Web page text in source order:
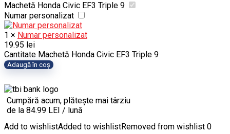
Machetă Honda Civic EF3 Triple 9
Numar personalizat
1 × Numar personalizat
19.95 lei
Cantitate Machetă Honda Civic EF3 Triple 9
Adaugă în coș
Cumpără acum, plătește mai târziu
de la 84.99 LEI / lună
Add to wishlistAdded to wishlistRemoved from wishlist 0